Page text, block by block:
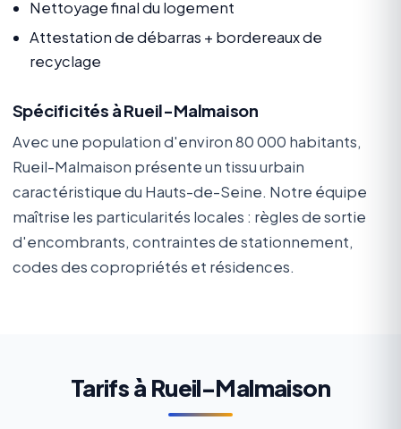
Nettoyage final du logement
Attestation de débarras + bordereaux de
recyclage
Spécificités à Rueil-Malmaison
Avec une population d'environ 80 000 habitants,
Rueil-Malmaison présente un tissu urbain
caractéristique du Hauts-de-Seine. Notre équipe
maîtrise les particularités locales : règles de sortie
d'encombrants, contraintes de stationnement,
codes des copropriétés et résidences.
Tarifs à Rueil-Malmaison